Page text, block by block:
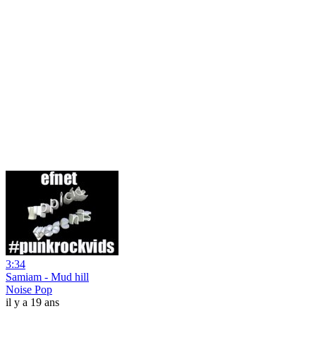
3:34
Samiam - Mud hill
Noise Pop
il y a 19 ans